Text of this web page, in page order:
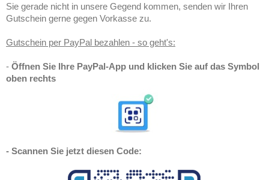
Sie gerade nicht in unsere Gegend kommen, senden wir Ihren
Gutschein gerne gegen Vorkasse zu.
Gutschein per PayPal bezahlen - so geht's:
- Öffnen Sie Ihre PayPal-App und klicken Sie auf das Symbol
oben rechts
- Scannen Sie jetzt diesen Code: